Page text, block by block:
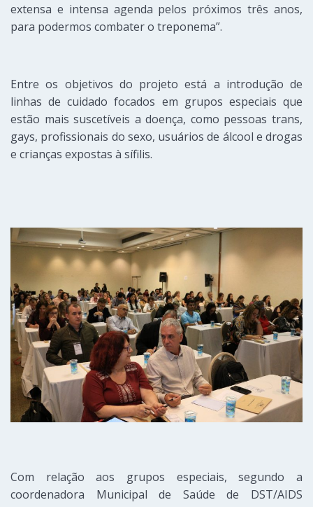
extensa e intensa agenda pelos próximos três anos,
para podermos combater o treponema”.
Entre os objetivos do projeto está a introdução de
linhas de cuidado focados em grupos especiais que
estão mais suscetíveis a doença, como pessoas trans,
gays, profissionais do sexo, usuários de álcool e drogas
e crianças expostas à sífilis.
Com relação aos grupos especiais, segundo a
coordenadora Municipal de Saúde de DST/AIDS